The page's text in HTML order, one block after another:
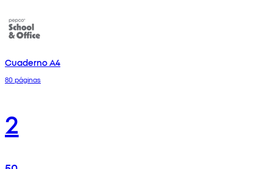
Cuaderno A4
80 páginas
2